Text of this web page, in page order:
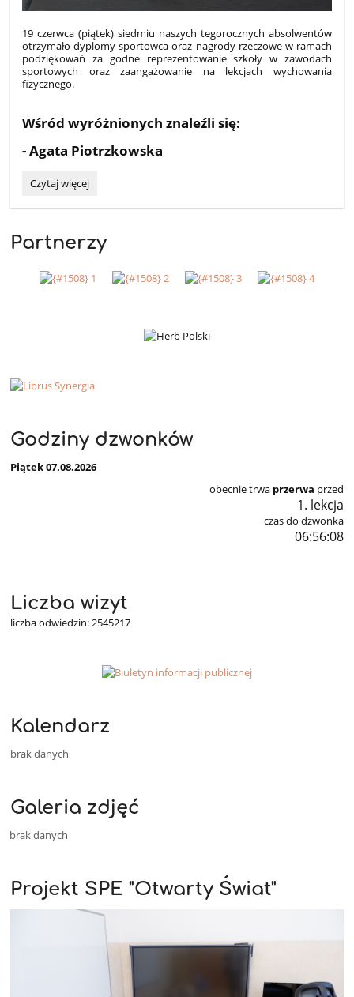
19 czerwca (piątek) siedmiu naszych tegorocznych absolwentów
otrzymało dyplomy sportowca oraz nagrody rzeczowe w ramach
podziękowań za godne reprezentowanie szkoły w zawodach
sportowych oraz zaangażowanie na lekcjach wychowania
fizycznego.
Wśród wyróżnionych znaleźli się:
- Agata Piotrzkowska
NAGRODY
SPORTOWCÓW:
Czytaj więcej
Partnerzy
Godziny dzwonków
Piątek 07.08.2026
obecnie trwa przerwa przed
1. lekcja
czas do dzwonka
06:56:04
Liczba wizyt
liczba odwiedzin: 2545217
Kalendarz
brak danych
Galeria zdjęć
brak danych
Projekt SPE "Otwarty Świat"